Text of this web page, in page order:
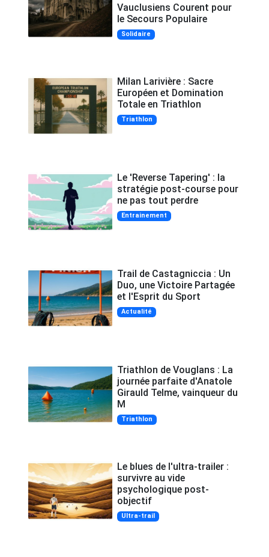
Vauclusiens Courent pour
le Secours Populaire
Solidaire
Milan Larivière : Sacre
Européen et Domination
Totale en Triathlon
Triathlon
Le 'Reverse Tapering' : la
stratégie post-course pour
ne pas tout perdre
Entrainement
Trail de Castagniccia : Un
Duo, une Victoire Partagée
et l'Esprit du Sport
Actualité
Triathlon de Vouglans : La
journée parfaite d'Anatole
Girauld Telme, vainqueur du
M
Triathlon
Le blues de l'ultra-trailer :
survivre au vide
psychologique post-
objectif
Ultra-trail